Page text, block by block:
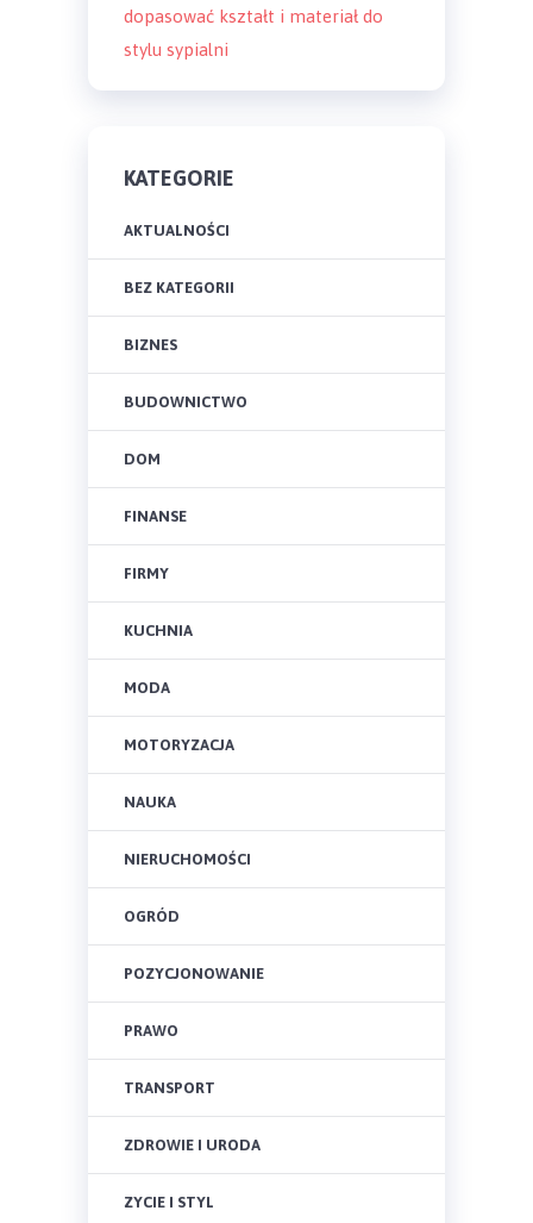
dopasować kształt i materiał do
stylu sypialni
KATEGORIE
AKTUALNOŚCI
BEZ KATEGORII
BIZNES
BUDOWNICTWO
DOM
FINANSE
FIRMY
KUCHNIA
MODA
MOTORYZACJA
NAUKA
NIERUCHOMOŚCI
OGRÓD
POZYCJONOWANIE
PRAWO
TRANSPORT
ZDROWIE I URODA
ZYCIE I STYL